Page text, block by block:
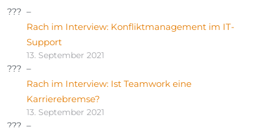
Rach im Interview: Konfliktmanagement im IT-
Support
13. September 2021
Rach im Interview: Ist Teamwork eine
Karrierebremse?
13. September 2021